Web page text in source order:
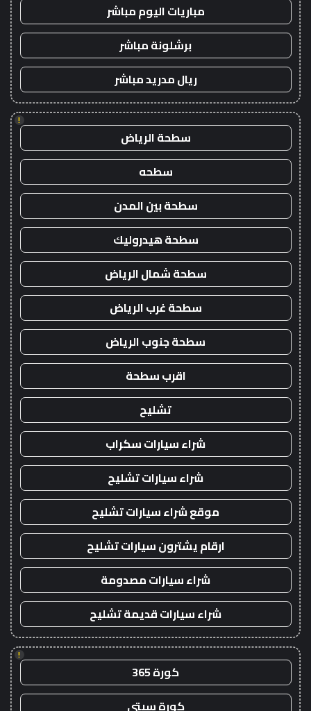
مباريات اليوم مباشر
برشلونة مباشر
ريال مدريد مباشر
!
سطحة الرياض
سطحه
سطحة بين المدن
سطحة هيدروليك
سطحة شمال الرياض
سطحة غرب الرياض
سطحة جنوب الرياض
اقرب سطحة
تشليح
شراء سيارات سكراب
شراء سيارات تشليح
موقع شراء سيارات تشليح
ارقام يشترون سيارات تشليح
شراء سيارات مصدومة
شراء سيارات قديمة تشليح
!
كورة 365
كورة سيتي